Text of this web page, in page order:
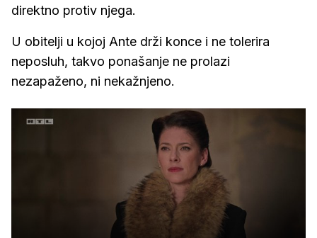
direktno protiv njega.
U obitelji u kojoj Ante drži konce i ne tolerira
neposluh, takvo ponašanje ne prolazi
nezapaženo, ni nekažnjeno.